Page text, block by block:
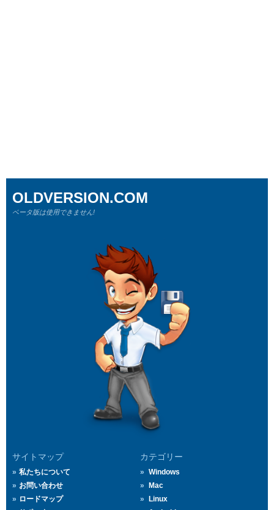
サイトマップ
私たちについて
お問い合わせ
ロードマップ
カテゴリー
Windows
Mac
Linux
OLDVERSION.COM
ベータ版は使用できません!